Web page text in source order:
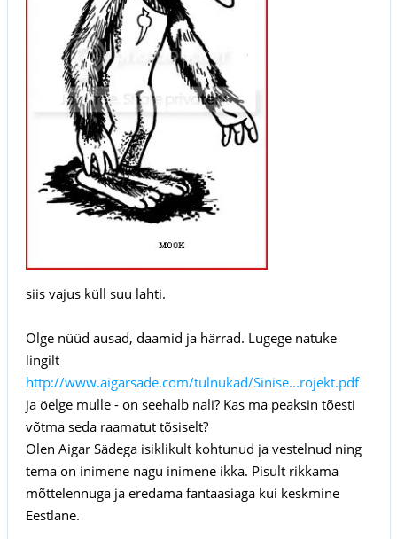
siis vajus küll suu lahti.
Olge nüüd ausad, daamid ja härrad. Lugege natuke
lingilt
http://www.aigarsade.com/tulnukad/Sinise...rojekt.pdf
ja öelge mulle - on seehalb nali? Kas ma peaksin tõesti
võtma seda raamatut tõsiselt?
Olen Aigar Sädega isiklikult kohtunud ja vestelnud ning
tema on inimene nagu inimene ikka. Pisult rikkama
mõttelennuga ja eredama fantaasiaga kui keskmine
Eestlane.